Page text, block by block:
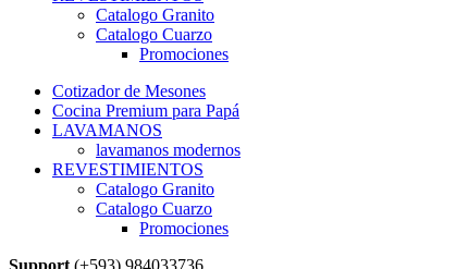
Catalogo Granito
Catalogo Cuarzo
Promociones
Cotizador de Mesones
Cocina Premium para Papá
LAVAMANOS
lavamanos modernos
REVESTIMIENTOS
Catalogo Granito
Catalogo Cuarzo
Promociones
Support (+593) 984033736